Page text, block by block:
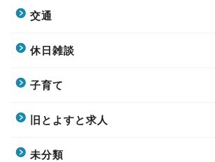
交通
休日雑談
子育て
旧とよすと求人
未分類